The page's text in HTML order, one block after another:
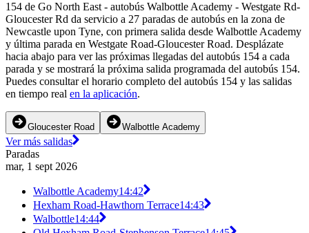
154 de Go North East - autobús Walbottle Academy - Westgate Rd-
Gloucester Rd da servicio a 27 paradas de autobús en la zona de
Newcastle upon Tyne, con primera salida desde Walbottle Academy
y última parada en Westgate Road-Gloucester Road. Desplázate
hacia abajo para ver las próximas llegadas del autobús 154 a cada
parada y se mostrará la próxima salida programada del autobús 154.
Puedes consultar el horario completo del autobús 154 y las salidas
en tiempo real en la aplicación.
Gloucester Road Walbottle Academy
Ver más salidas
Paradas
mar, 1 sept 2026
Walbottle Academy14:42
Hexham Road-Hawthorn Terrace14:43
Walbottle14:44